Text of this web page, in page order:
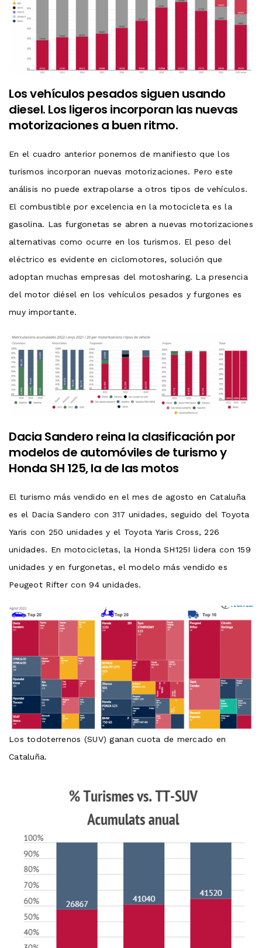
Los vehículos pesados ​​siguen usando
diesel. Los ligeros incorporan las nuevas
motorizaciones a buen ritmo.
En el cuadro anterior ponemos de manifiesto que los
turismos incorporan nuevas motorizaciones. Pero este
análisis no puede extrapolarse a otros tipos de vehículos.
El combustible por excelencia en la motocicleta es la
gasolina. Las furgonetas se abren a nuevas motorizaciones
alternativas como ocurre en los turismos. El peso del
eléctrico es evidente en ciclomotores, solución que
adoptan muchas empresas del motosharing. La presencia
del motor diésel en los vehículos pesados ​​y furgones es
muy importante.
Dacia Sandero reina la clasificación por
modelos de automóviles de turismo y
Honda SH 125, la de las motos
El turismo más vendido en el mes de agosto en Cataluña
es el Dacia Sandero con 317 unidades, seguido del Toyota
Yaris con 250 unidades y el Toyota Yaris Cross, 226
unidades. En motocicletas, la Honda SH125I lidera con 159
unidades y en furgonetas, el modelo más vendido es
Peugeot Rifter con 94 unidades.
Los todoterrenos (SUV) ganan cuota de mercado en
Cataluña.